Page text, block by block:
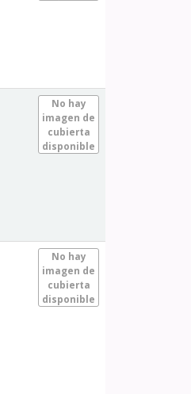
No hay
imagen de
cubierta
disponible
No hay
imagen de
cubierta
disponible